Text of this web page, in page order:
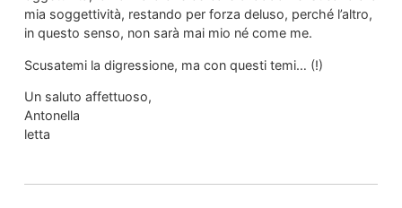
mia soggettività, restando per forza deluso, perché l’altro,
in questo senso, non sarà mai mio né come me.
Scusatemi la digressione, ma con questi temi… (!)
Un saluto affettuoso,
Antonella
letta